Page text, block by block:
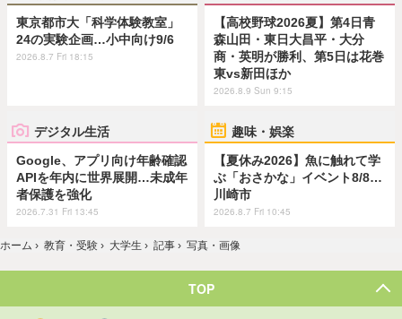
東京都市大「科学体験教室」
24の実験企画…小中向け9/6
2026.8.7 Fri 18:15
【高校野球2026夏】第4日青
森山田・東日大昌平・大分
商・英明が勝利、第5日は花巻
東vs新田ほか
2026.8.9 Sun 9:15
デジタル生活
Google、アプリ向け年齢確認
APIを年内に世界展開…未成年
者保護を強化
2026.7.31 Fri 13:45
趣味・娯楽
【夏休み2026】魚に触れて学
ぶ「おさかな」イベント8/8…
川崎市
2026.8.7 Fri 10:45
ホーム › 教育・受験 › 大学生 › 記事 › 写真・画像
TOP